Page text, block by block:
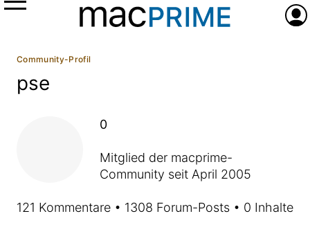
Menü
Community-Profil
pse
0
Mitglied der macprime-
Community seit April 2005
121 Kommentare • 1308 Forum-Posts • 0 Inhalte